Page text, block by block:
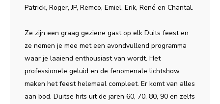
Patrick, Roger, JP, Remco, Emiel, Erik, René en Chantal.
Ze zijn een graag geziene gast op elk Duits feest en
ze nemen je mee met een avondvullend programma
waar je laaiend enthousiast van wordt. Het
professionele geluid en de fenomenale lichtshow
maken het feest helemaal compleet. Er komt van alles
aan bod. Duitse hits uit de jaren 60, 70, 80, 90 en zelfs